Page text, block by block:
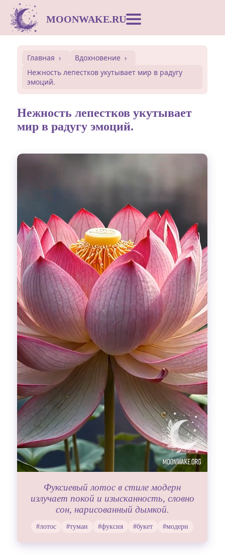
MOONWAKE.RU
Сонник
Открытки
Гадания
Красоты!
Fashion
Главная
Вдохновение
Нежность лепестков укутывает мир в радугу
эмоций.
Нежность лепестков укутывает
мир в радугу эмоций.
Выдох
Фуксиевый лотос в стиле модерн
излучает покой и изысканность, словно
сон, нарисованный дымкой.
#лотос #туман #фуксия #букет #модерн